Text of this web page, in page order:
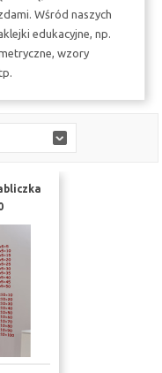
Wśród naszych
edukacyjne, np.
wzory